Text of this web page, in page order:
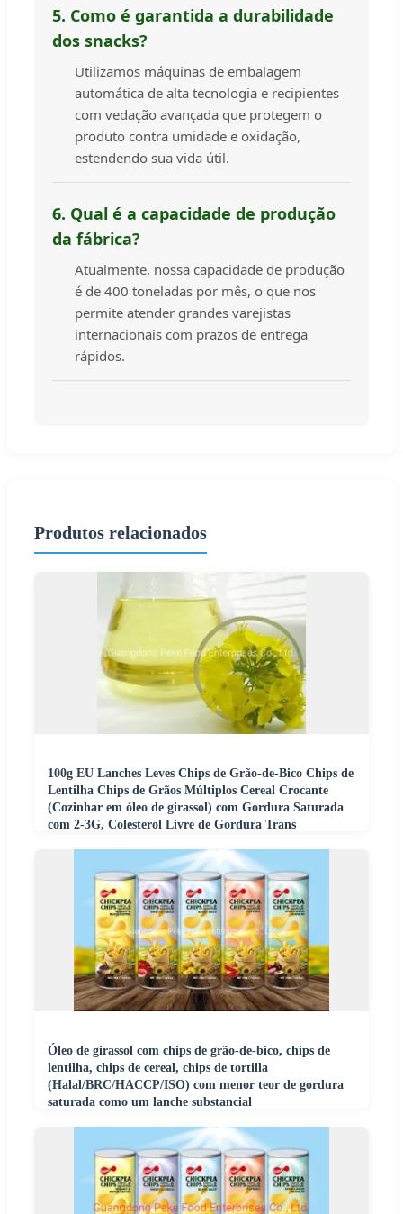
5. Como é garantida a durabilidade
dos snacks?
Utilizamos máquinas de embalagem
automática de alta tecnologia e recipientes
com vedação avançada que protegem o
produto contra umidade e oxidação,
estendendo sua vida útil.
6. Qual é a capacidade de produção
da fábrica?
Atualmente, nossa capacidade de produção
é de 400 toneladas por mês, o que nos
permite atender grandes varejistas
internacionais com prazos de entrega
rápidos.
Produtos relacionados
100g EU Lanches Leves Chips de Grão-de-Bico Chips de
Lentilha Chips de Grãos Múltiplos Cereal Crocante
(Cozinhar em óleo de girassol) com Gordura Saturada
com 2-3G, Colesterol Livre de Gordura Trans
Óleo de girassol com chips de grão-de-bico, chips de
lentilha, chips de cereal, chips de tortilla
(Halal/BRC/HACCP/ISO) com menor teor de gordura
saturada como um lanche substancial